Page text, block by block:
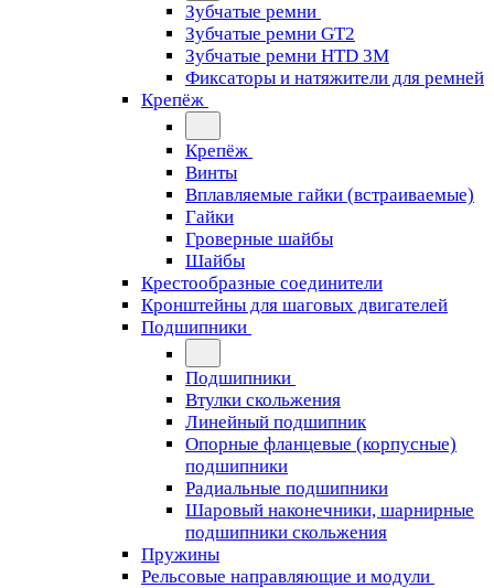
Зубчатые ремни
Зубчатые ремни GT2
Зубчатые ремни HTD 3M
Фиксаторы и натяжители для ремней
Крепёж
Крепёж
Винты
Вплавляемые гайки (встраиваемые)
Гайки
Гроверные шайбы
Шайбы
Крестообразные соединители
Кронштейны для шаговых двигателей
Подшипники
Подшипники
Втулки скольжения
Линейный подшипник
Опорные фланцевые (корпусные)
подшипники
Радиальные подшипники
Шаровый наконечники, шарнирные
подшипники скольжения
Пружины
Рельсовые направляющие и модули